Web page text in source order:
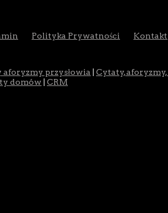
Polityka Prywatności Kontakt
aforyzmy przysłowia
Cytaty,
domów
CRM